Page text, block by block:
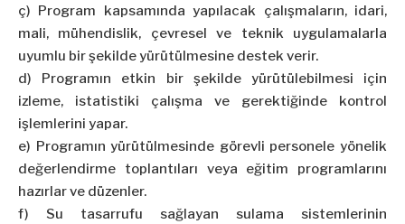
ç) Program kapsamında yapılacak çalışmaların, idari,
mali, mühendislik, çevresel ve teknik uygulamalarla
uyumlu bir şekilde yürütülmesine destek verir.
d) Programın etkin bir şekilde yürütülebilmesi için
izleme, istatistiki çalışma ve gerektiğinde kontrol
işlemlerini yapar.
e) Programın yürütülmesinde görevli personele yönelik
değerlendirme toplantıları veya eğitim programlarını
hazırlar ve düzenler.
f) Su tasarrufu sağlayan sulama sistemlerinin